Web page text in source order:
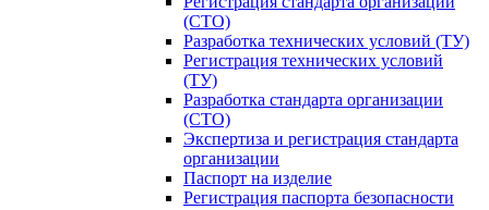
(СТО)
Разработка технических условий (ТУ)
Регистрация технических условий
(ТУ)
Разработка стандарта организации
(СТО)
Экспертиза и регистрация стандарта
организации
Паспорт на изделие
Регистрация паспорта безопасности